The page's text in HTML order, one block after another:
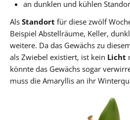
an dunklen und kühlen
Als Standort für diese zwölf
Beispiel Abstellräume, Keller,
weitere. Da das Gewächs zu
als Zwiebel existiert, ist kein Licht
könnte das Gewächs sogar
muss die Amaryllis an ihr